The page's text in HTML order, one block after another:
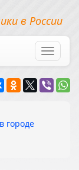
в России
городе